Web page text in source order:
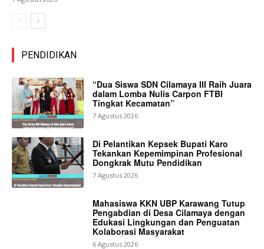
PENDIDIKAN
“Dua Siswa SDN Cilamaya III Raih Juara
dalam Lomba Nulis Carpon FTBI
Tingkat Kecamatan”
7 Agustus 2026
Di Pelantikan Kepsek Bupati Karo
Tekankan Kepemimpinan Profesional
Dongkrak Mutu Pendidikan
7 Agustus 2026
Mahasiswa KKN UBP Karawang Tutup
Pengabdian di Desa Cilamaya dengan
Edukasi Lingkungan dan Penguatan
Kolaborasi Masyarakat
6 Agustus 2026